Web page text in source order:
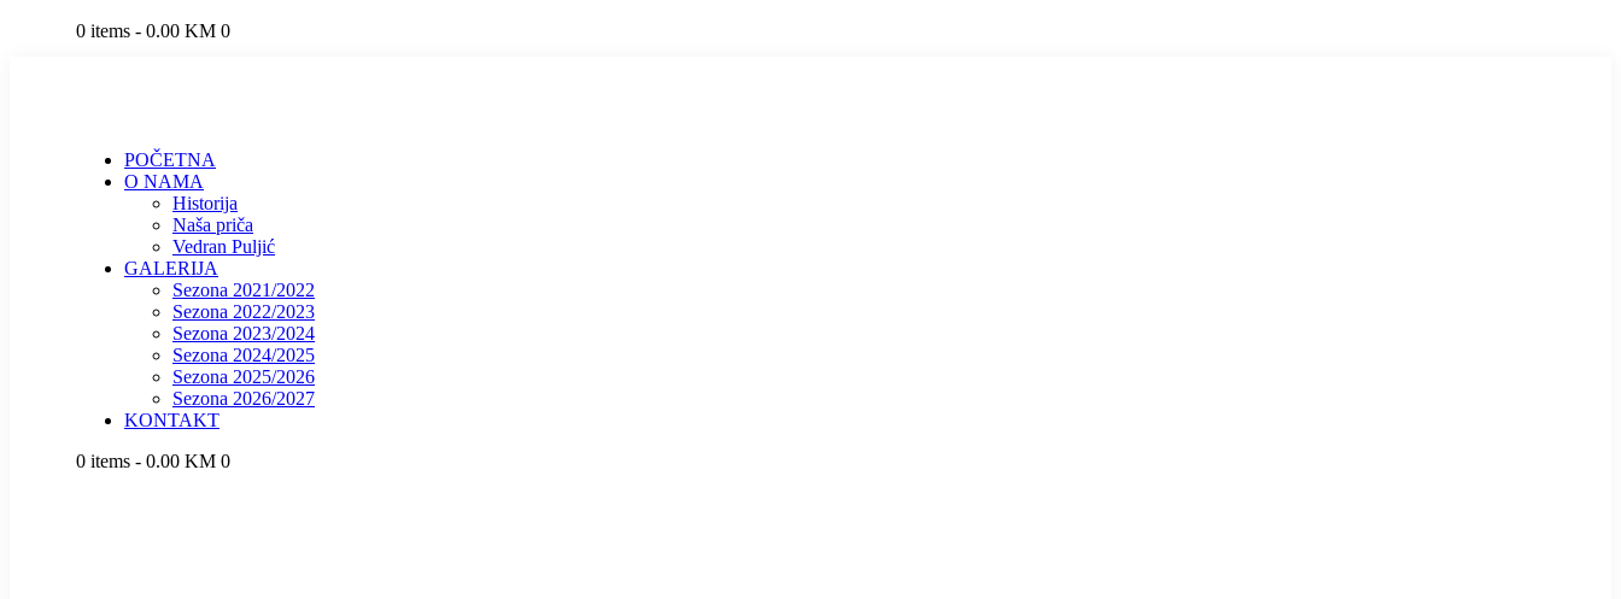
0 items - 0.00 KM 0
POČETNA
O NAMA
Historija
Naša priča
Vedran Puljić
GALERIJA
Sezona 2021/2022
Sezona 2022/2023
Sezona 2023/2024
Sezona 2024/2025
Sezona 2025/2026
Sezona 2026/2027
KONTAKT
0 items - 0.00 KM 0